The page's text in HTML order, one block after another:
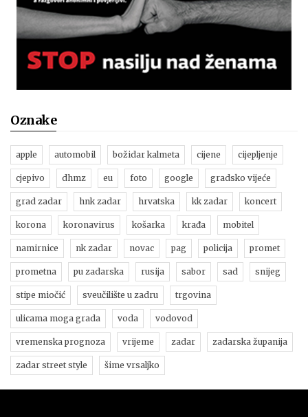
Oznake
apple automobil božidar kalmeta cijene cijepljenje
cjepivo dhmz eu foto google gradsko vijeće
grad zadar hnk zadar hrvatska kk zadar koncert
korona koronavirus košarka krađa mobitel
namirnice nk zadar novac pag policija promet
prometna pu zadarska rusija sabor sad snijeg
stipe miočić sveučilište u zadru trgovina
ulicama moga grada voda vodovod
vremenska prognoza vrijeme zadar zadarska županija
zadar street style šime vrsaljko